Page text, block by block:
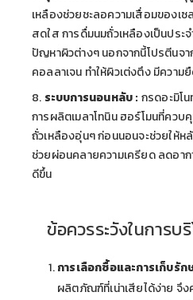
เหลืองช่วยชะลอความเสื่อมของเ
สดใส การดื่มนมถั่วเหลืองเป็นประ
ปัญหาผิวต่างๆ นอกจากนี้โปรตีนจ
คอลลาเจน ทำให้ผิวเต่งตึง มีความ
ระบบการนอนหลับ : กรดอะมิโ
การผลิตเมลาโทนิน ฮอร์โมนที่คว
ถั่วเหลืองอุ่นๆ ก่อนนอนจะช่วยให้
ช่วยผ่อนคลายความเครียด ลดอา
ดีขึ้น
ข้อควรระวังในการบ
การเลือกซื้อและการเก็บรัก
ผลิตภัณฑ์ที่เน่าเสียได้ง่าย จึ